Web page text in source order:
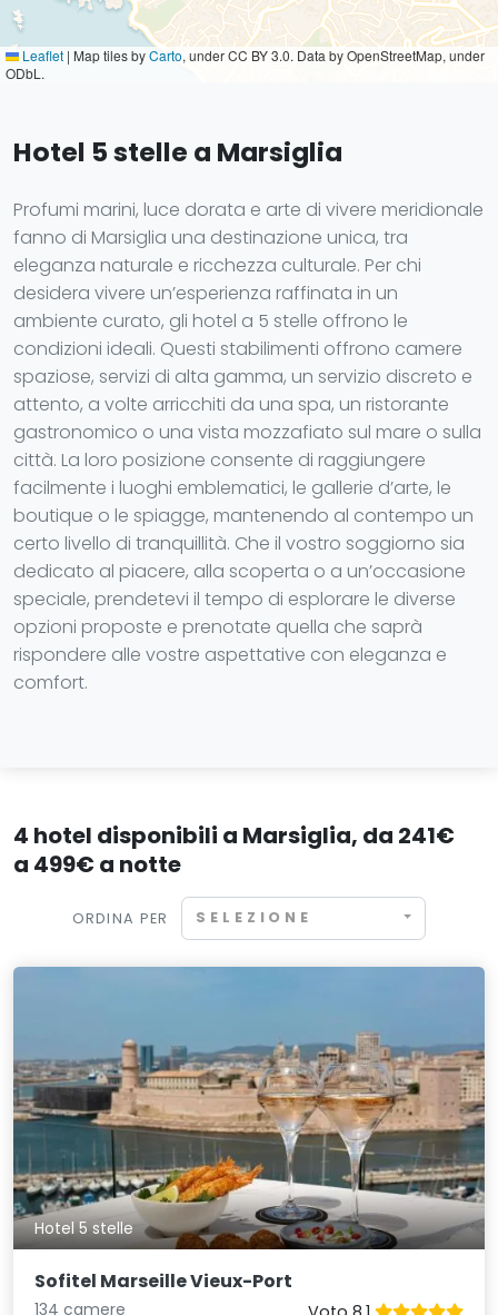
Leaflet | Map tiles byCarto, under CC BY 3.0. Data by OpenStreetMap, under
ODbL.
Hotel 5 stelle a Marsiglia
Profumi marini, luce dorata e arte di vivere meridionale
fanno di Marsiglia una destinazione unica, tra
eleganza naturale e ricchezza culturale. Per chi
desidera vivere un’esperienza raffinata in un
ambiente curato, gli hotel a 5 stelle offrono le
condizioni ideali. Questi stabilimenti offrono camere
spaziose, servizi di alta gamma, un servizio discreto e
attento, a volte arricchiti da una spa, un ristorante
gastronomico o una vista mozzafiato sul mare o sulla
città. La loro posizione consente di raggiungere
facilmente i luoghi emblematici, le gallerie d’arte, le
boutique o le spiagge, mantenendo al contempo un
certo livello di tranquillità. Che il vostro soggiorno sia
dedicato al piacere, alla scoperta o a un’occasione
speciale, prendetevi il tempo di esplorare le diverse
opzioni proposte e prenotate quella che saprà
rispondere alle vostre aspettative con eleganza e
comfort.
4 hotel disponibili a Marsiglia, da 241€
a 499€ a notte
ORDINA PER SELEZIONE
Hotel 5 stelle
Sofitel Marseille Vieux-Port
134 camere